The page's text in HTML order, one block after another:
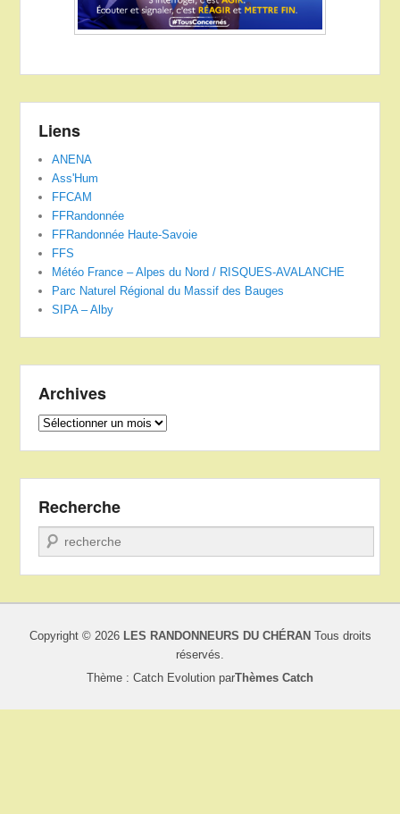
Liens
ANENA
Ass'Hum
FFCAM
FFRandonnée
FFRandonnée Haute-Savoie
FFS
Météo France – Alpes du Nord / RISQUES-AVALANCHE
Parc Naturel Régional du Massif des Bauges
SIPA – Alby
Archives
Archives
Recherche
Recherche
Copyright © 2026 LES RANDONNEURS DU CHÉRAN Tous droits
réservés.
Thème : Catch Evolution parThèmes Catch